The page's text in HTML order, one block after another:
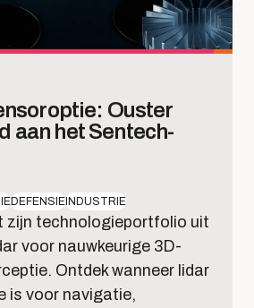
Ouster
aan het Sentech-
DEFENSIEINDUSTRIE
zijn technologieportfolio uit
voor nauwkeurige 3D-
Ontdek wanneer lidar
is voor navigatie,